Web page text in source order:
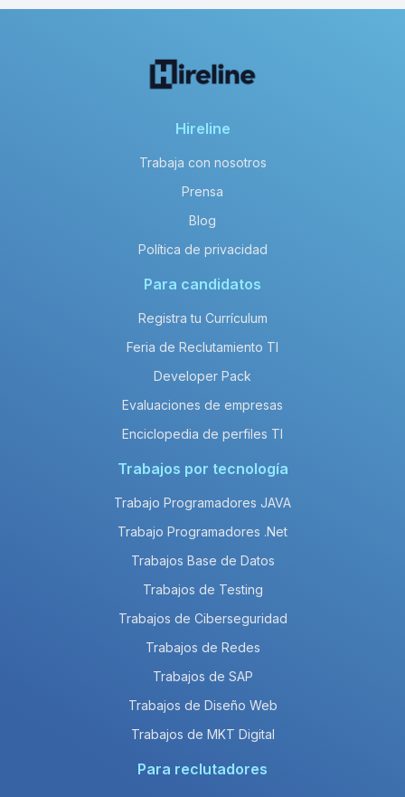
Hireline
Trabaja con nosotros
Prensa
Blog
Política de privacidad
Para candidatos
Registra tu Currículum
Feria de Reclutamiento TI
Developer Pack
Evaluaciones de empresas
Enciclopedia de perfiles TI
Trabajos por tecnología
Trabajo Programadores JAVA
Trabajo Programadores .Net
Trabajos Base de Datos
Trabajos de Testing
Trabajos de Ciberseguridad
Trabajos de Redes
Trabajos de SAP
Trabajos de Diseño Web
Trabajos de MKT Digital
Para reclutadores